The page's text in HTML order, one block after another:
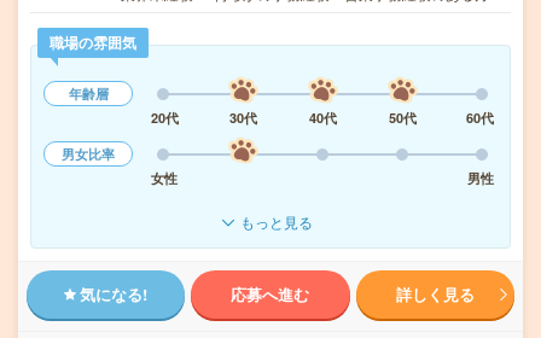
職場の雰囲気
年齢層
20代
30代 40代 50代
60代
男女比率
女性
男性
もっと見る
気になる! 応募へ進む 詳しく見る